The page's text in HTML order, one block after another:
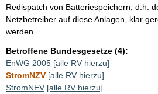
Redispatch von Batteriespeichern, d.h.
Netzbetreiber auf diese Anlagen, klar
werden.
Betroffene Bundesgesetze (4):
EnWG 2005 [alle RV hierzu]
StromNZV [alle RV hierzu]
StromNEV [alle RV hierzu]